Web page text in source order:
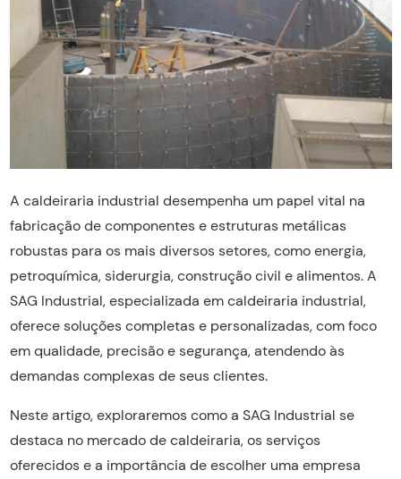
A caldeiraria industrial desempenha um papel vital na
fabricação de componentes e estruturas metálicas
robustas para os mais diversos setores, como energia,
petroquímica, siderurgia, construção civil e alimentos. A
SAG Industrial, especializada em caldeiraria industrial,
oferece soluções completas e personalizadas, com foco
em qualidade, precisão e segurança, atendendo às
demandas complexas de seus clientes.
Neste artigo, exploraremos como a SAG Industrial se
destaca no mercado de caldeiraria, os serviços
oferecidos e a importância de escolher uma empresa